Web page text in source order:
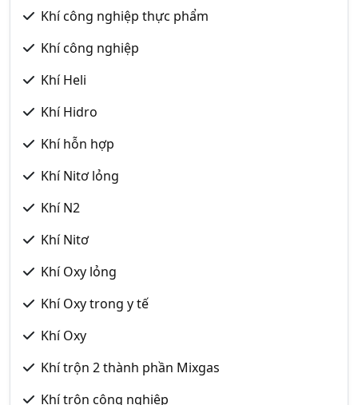
Khí công nghiệp thực phẩm
Khí công nghiệp
Khí Heli
Khí Hidro
Khí hỗn hợp
Khí Nitơ lỏng
Khí N2
Khí Nitơ
Khí Oxy lỏng
Khí Oxy trong y tế
Khí Oxy
Khí trộn 2 thành phần Mixgas
Khí trộn công nghiệp